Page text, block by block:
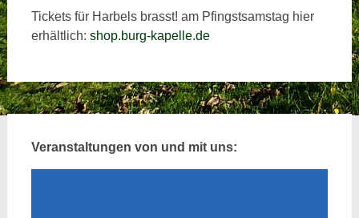
Tickets für Harbels brasst! am Pfingstsamstag hier
erhältlich: shop.burg-kapelle.de
Veranstaltungen von und mit uns: